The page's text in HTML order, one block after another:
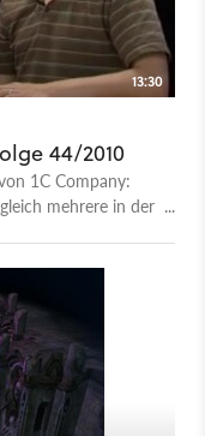
13:30
44/2010
1C Company:
mehrere in der